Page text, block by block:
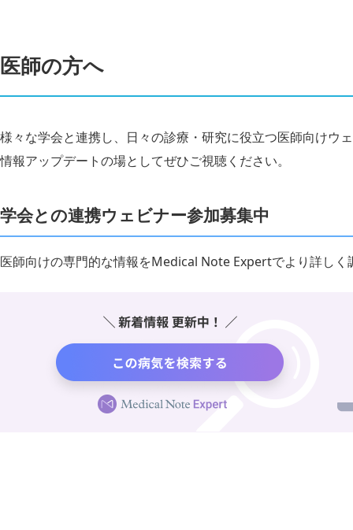
医師の方へ
様々な学会と連携し、日々の診療・研究に役立つ医師向けウ
情報アップデートの場としてぜひご視聴ください。
学会との連携ウェビナー参加募集中
医師向けの専門的な情報をMedical Note Expertでより詳しく